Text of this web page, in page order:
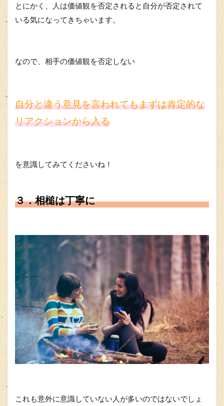
とにかく、人は価値観を否定されると自分が否定されて
いる気になってきちゃいます。
なので、相手の価値観を否定しない
自分と違う意見を言われてもまずは肯定的な
リアクションから入る
を意識してみてくださいね！
３．相槌は丁寧に
これも意外に意識していない人が多いのではないでしょ